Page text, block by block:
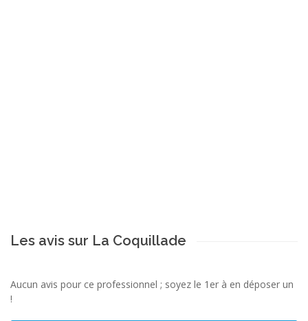
Les avis sur La Coquillade
Aucun avis pour ce professionnel ; soyez le 1er à en déposer un
!